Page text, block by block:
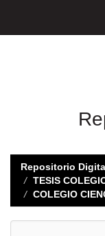
Repositorio
TESIS
COLEGIO